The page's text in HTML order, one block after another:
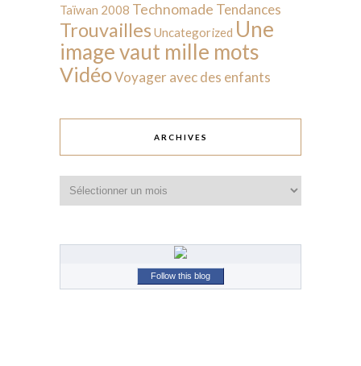
Taïwan 2008 Technomade Tendances
Trouvailles Uncategorized Une
image vaut mille mots
VidéoVoyager avec des enfants
ARCHIVES
Follow this blog